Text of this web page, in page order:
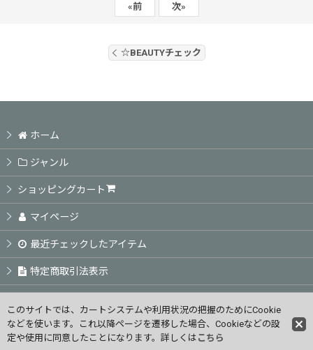
«前 次»
☆BEAUTYチェック
ホーム
ジャンル
ショッピングカート
マイページ
最近チェックしたアイテム
特定商取引法表示
お問い合せ
このサイトでは、カートシステムや利用状況の把握のためにCookie
などを使います。これ以降ページを遷移した場合、Cookieなどの設
定や使用に同意したことになります。詳しくは こちら